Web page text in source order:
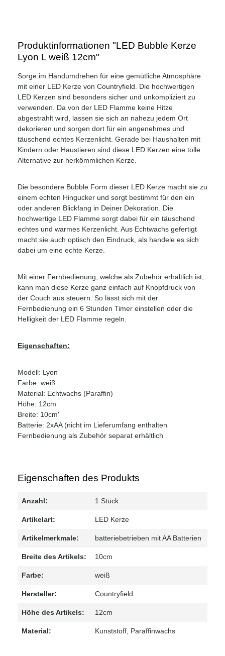
Produktinformationen "LED Bubble Kerze
Lyon L weiß 12cm"
Sorge im Handumdrehen für eine gemütliche Atmosphäre
mit einer LED Kerze von Countryfield. Die hochwertigen
LED Kerzen sind besonders sicher und unkompliziert zu
verwenden. Da von der LED Flamme keine Hitze
abgestrahlt wird, lassen sie sich an nahezu jedem Ort
dekorieren und sorgen dort für ein angenehmes und
täuschend echtes Kerzenlicht. Gerade bei Haushalten mit
Kindern oder Haustieren sind diese LED Kerzen eine tolle
Alternative zur herkömmlichen Kerze.
Die besondere Bubble Form dieser LED Kerze macht sie zu
einem echten Hingucker und sorgt bestimmt für den ein
oder anderen Blickfang in Deiner Dekoration. Die
hochwertige LED Flamme sorgt dabei für ein täuschend
echtes und warmes Kerzenlicht. Aus Echtwachs gefertigt
macht sie auch optisch den Eindruck, als handele es sich
dabei um eine echte Kerze.
Mit einer Fernbedienung, welche als Zubehör erhältlich ist,
kann man diese Kerze ganz einfach auf Knopfdruck von
der Couch aus steuern. So lässt sich mit der
Fernbedienung ein 6 Stunden Timer einstellen oder die
Helligkeit der LED Flamme regeln.
Eigenschaften:
Modell: Lyon
Farbe: weiß
Material: Echtwachs (Paraffin)
Höhe: 12cm
Breite: 10cm'
Batterie: 2xAA (nicht im Lieferumfang enthalten
Fernbedienung als Zubehör separat erhältlich
Eigenschaften des Produkts
Anzahl: 1 Stück
Artikelart: LED Kerze
Artikelmerkmale: batteriebetrieben mit AA Batterien
Breite des Artikels: 10cm
Farbe: weiß
Hersteller: Countryfield
Höhe des Artikels: 12cm
Material: Kunststoff , Paraffinwachs